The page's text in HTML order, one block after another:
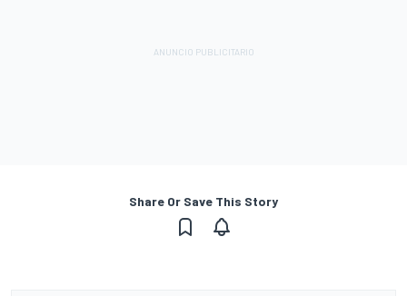
Share Or Save This Story